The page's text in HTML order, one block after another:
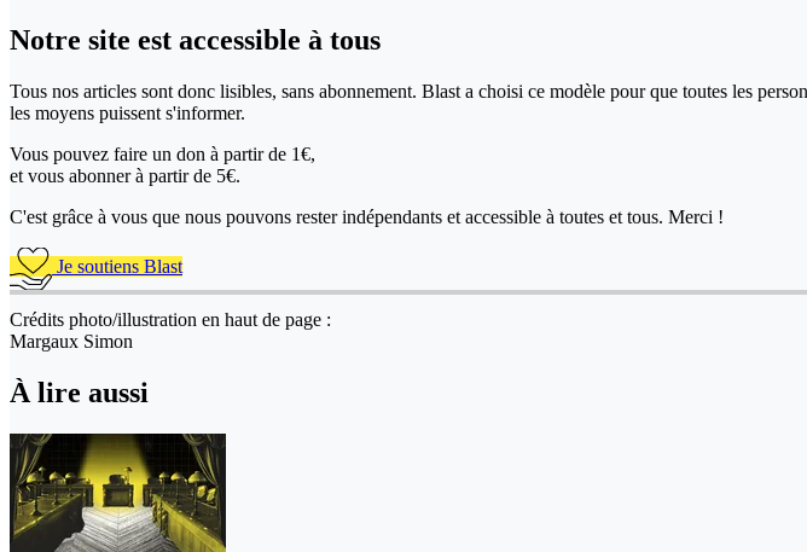
Notre site est accessible à tous
Tous nos articles sont donc lisibles, sans abonnement. Blast a choisi ce modèle pour que toutes les
les moyens puissent s'informer.
Vous pouvez faire un don à partir de 1€,
et vous abonner à partir de 5€.
C'est grâce à vous que nous pouvons rester indépendants et accessible à toutes et tous. Merci !
Je soutiens Blast
Crédits photo/illustration en haut de page :
Margaux Simon
À lire aussi